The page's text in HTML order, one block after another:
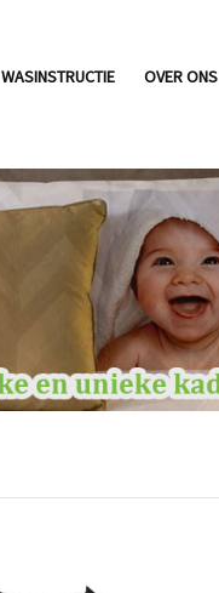
WASINSTRUCTIE OVER ONS